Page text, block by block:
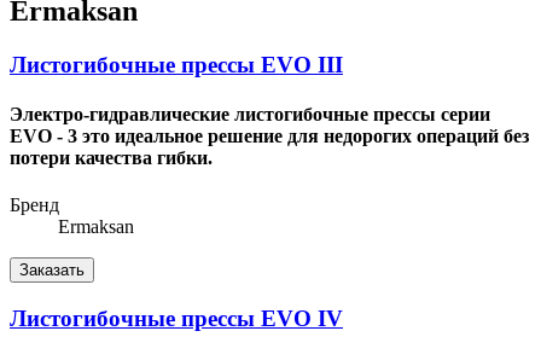
Ermaksan
Листогибочные прессы EVO III
Электро-гидравлические листогибочные прессы серии
EVO - 3 это идеальное решение для недорогих операций без
потери качества гибки.
Бренд
Ermaksan
Заказать
Листогибочные прессы EVO IV